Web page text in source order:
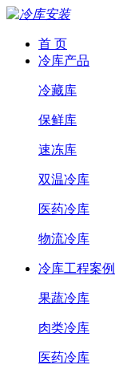
首 页
冷库产品
冷藏库
保鲜库
速冻库
双温冷库
医药冷库
物流冷库
冷库工程案例
果蔬冷库
肉类冷库
医药冷库